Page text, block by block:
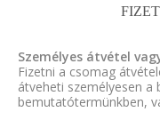
Személyes átvétel
Fizetni a csomag
átveheti személyesen a
bemutatótermünkben,